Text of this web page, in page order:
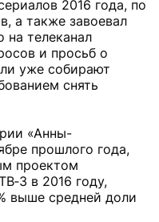
2016 года, по
а также завоевал
телеканал
и просьб о
уже собирают
снять
«Анны-
прошлого года,
проектом
в 2016 году,
выше средней доли